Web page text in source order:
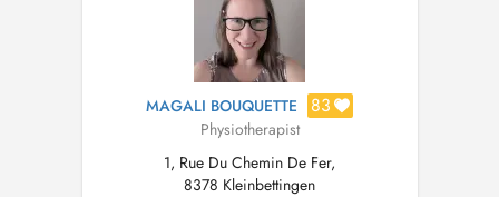
MAGALI BOUQUETTE 83
Physiotherapist
1, Rue Du Chemin De Fer,
8378 Kleinbettingen